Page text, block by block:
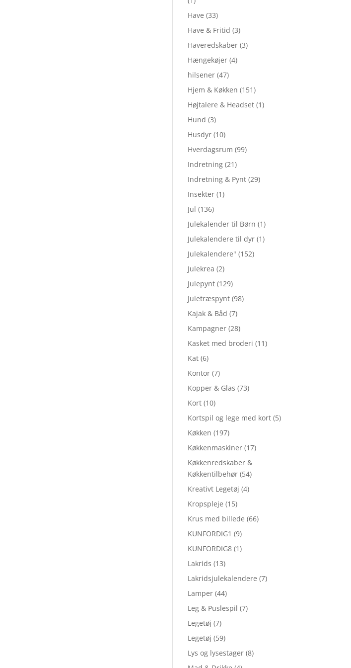
Have (33)
Have & Fritid (3)
Haveredskaber (3)
Hængekøjer (4)
hilsener (47)
Hjem & Køkken (151)
Højtalere & Headset (1)
Hund (3)
Husdyr (10)
Hverdagsrum (99)
Indretning (21)
Indretning & Pynt (29)
Insekter (1)
Jul (136)
Julekalender til Børn (1)
Julekalendere til dyr (1)
Julekalendere" (152)
Julekrea (2)
Julepynt (129)
Juletræspynt (98)
Kajak & Båd (7)
Kampagner (28)
Kasket med broderi (11)
Kat (6)
Kontor (7)
Kopper & Glas (73)
Kort (10)
Kortspil og lege med kort (5)
Køkken (197)
Køkkenmaskiner (17)
Køkkenredskaber &
Køkkentilbehør (54)
Kreativt Legetøj (4)
Kropspleje (15)
Krus med billede (66)
KUNFORDIG1 (9)
KUNFORDIG8 (1)
Lakrids (13)
Lakridsjulekalendere (7)
Lamper (44)
Leg & Puslespil (7)
Legetøj (7)
Legetøj (59)
Lys og lysestager (8)